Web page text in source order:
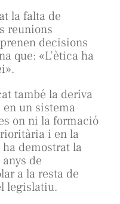
la falta de
reunions
decisions
que: «L’ètica ha
també la deriva
un sistema
on ni la formació
i en la
demostrat la
de
a la resta de
legislatiu.